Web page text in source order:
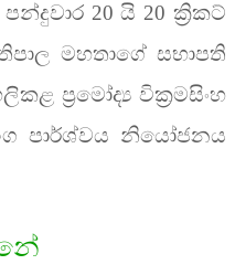
20 යි 20 ක්‍රිකට්
මහතාගේ සභාපති
ප්‍රමෝද්‍ය වික්‍රමසිංහ
පාර්ශ්වය නියෝජනය